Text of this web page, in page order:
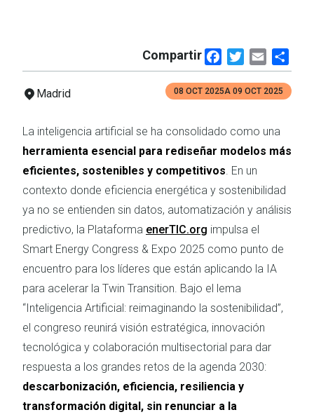
Compartir FacebookTwitterEmail
Madrid 08 OCT 2025A 09 OCT 2025
La inteligencia artificial se ha consolidado como una
herramienta esencial para rediseñar modelos más
eficientes, sostenibles y competitivos. En un
contexto donde eficiencia energética y sostenibilidad
ya no se entienden sin datos, automatización y análisis
predictivo, la Plataforma enerTIC.org impulsa el
Smart Energy Congress & Expo 2025 como punto de
encuentro para los líderes que están aplicando la IA
para acelerar la Twin Transition. Bajo el lema
“Inteligencia Artificial: reimaginando la sostenibilidad”,
el congreso reunirá visión estratégica, innovación
tecnológica y colaboración multisectorial para dar
respuesta a los grandes retos de la agenda 2030:
descarbonización, eficiencia, resiliencia y
transformación digital, sin renunciar a la